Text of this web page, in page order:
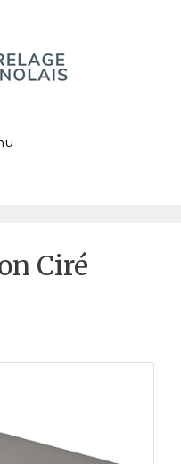
Ciré